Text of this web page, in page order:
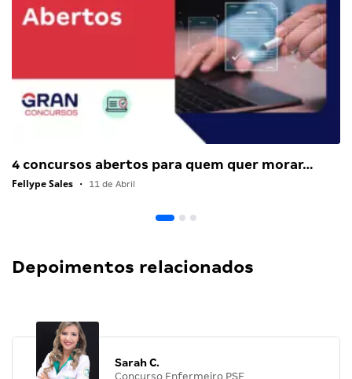
4 concursos abertos para quem quer morar…
Fellype Sales • 11 de Abril
Depoimentos relacionados
Sarah C.
Concurso Enfermeiro PSF